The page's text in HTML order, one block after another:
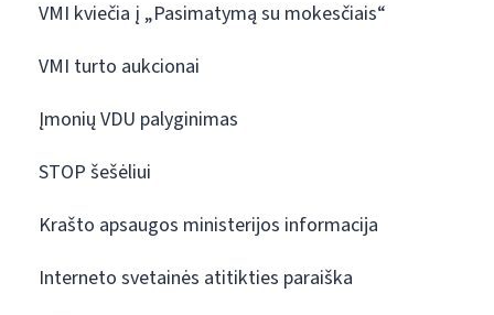
VMI kviečia į „Pasimatymą su mokesčiais“
VMI turto aukcionai
Įmonių VDU palyginimas
STOP šešėliui
Krašto apsaugos ministerijos informacija
Interneto svetainės atitikties paraiška